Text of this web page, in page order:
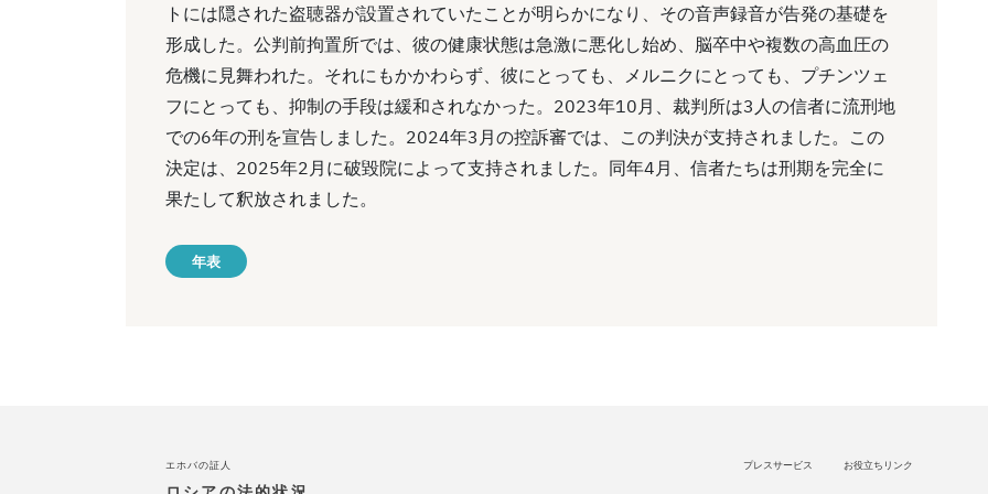
トには隠された盗聴器が設置されていたことが明らかになり、その音声録音が告発の基礎を
形成した。公判前拘置所では、彼の健康状態は急激に悪化し始め、脳卒中や複数の高血圧の
危機に見舞われた。それにもかかわらず、彼にとっても、メルニクにとっても、プチンツェ
フにとっても、抑制の手段は緩和されなかった。2023年10月、裁判所は3人の信者に流刑地
での6年の刑を宣告しました。2024年3月の控訴審では、この判決が支持されました。この
決定は、2025年2月に破毀院によって支持されました。同年4月、信者たちは刑期を完全に
果たして釈放されました。
年表
エホバの証人 プレスサービス お役立ちリンク